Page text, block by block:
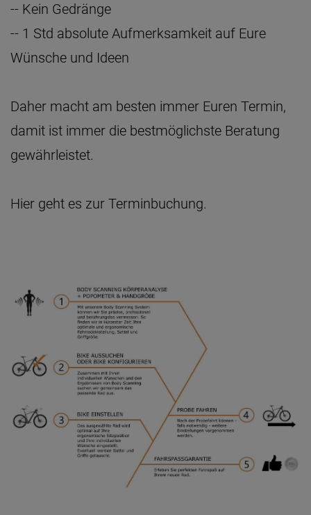
-- Kein Gedränge
-- 1 Std absolute Aufmerksamkeit auf Eure
Wünsche und Ideen
Daher macht am besten immer Euren Termin,
damit ist immer die bestmöglichste Beratung
gewährleistet.
Hier geht es zur Terminbuchung.